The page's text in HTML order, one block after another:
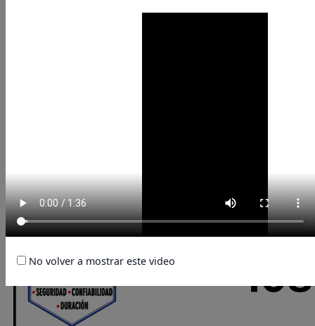
No volver a mostrar este video